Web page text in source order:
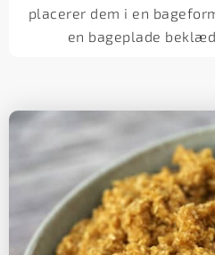
placerer dem i en
en bageplade